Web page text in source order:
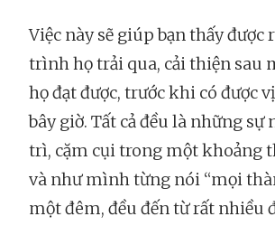
Việc này sẽ giúp bạn thấy được
trình họ trải qua, cải thiện sau
họ đạt được, trước khi có được
bây giờ. Tất cả đều là những sự
trì, cặm cụi trong một khoảng
và như mình từng nói “mọi
một đêm, đều đến từ rất nhiều